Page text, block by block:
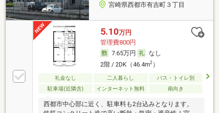
宮崎県西都市有吉町３丁目
5.10万円
管理費800円
7.65万円
なし
2階 / 2DK（46.4m2）
礼金なし 二人暮らし
バス・トイレ別
駐車場(近隣含)
インターネット無料 南向き
西都市中心部に近く、駐車料も2台込みとなります。